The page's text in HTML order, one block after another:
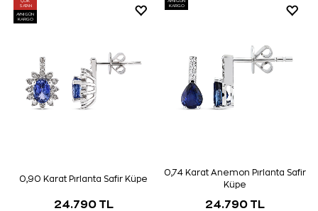
SATAN
AYNI GÜN
KARGO
0,90 Karat Pırlanta Safir Küpe
24.790 TL
KARGO
0,74 Karat Anemon Pırlanta Safir
Küpe
24.790 TL